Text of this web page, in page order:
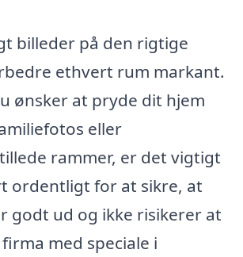
billeder på den rigtige
ethvert rum markant.
ønsker at pryde dit hjem
eller
rammer, er det vigtigt
ordentligt for at sikre, at
godt ud og ikke risikerer at
med speciale i